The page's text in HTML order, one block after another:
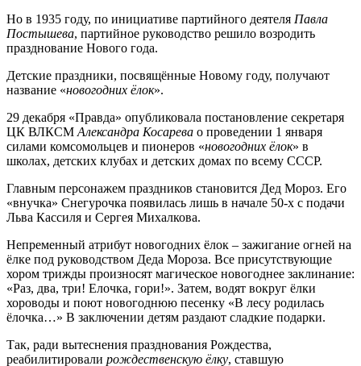
Но в 1935 году, по инициативе партийного деятеля Павла
Постышева, партийное руководство решило возродить
празднование Нового года.
Детские праздники, посвящённые Новому году, получают
название «новогодних ёлок».
29 декабря «Правда» опубликовала постановление секретаря
ЦК ВЛКСМ Александра Косарева о проведении 1 января
силами комсомольцев и пионеров «новогодних ёлок» в
школах, детских клубах и детских домах по всему СССР.
Главным персонажем праздников становится Дед Мороз. Его
«внучка» Снегурочка появилась лишь в начале 50-х с подачи
Льва Кассиля и Сергея Михалкова.
Непременный атрибут новогодних ёлок – зажигание огней на
ёлке под руководством Деда Мороза. Все присутствующие
хором трижды произносят магическое новогоднее заклинание:
«Раз, два, три! Елочка, гори!». Затем, водят вокруг ёлки
хороводы и поют новогоднюю песенку «В лесу родилась
ёлочка…» В заключении детям раздают сладкие подарки.
Так, ради вытеснения празднования Рождества,
реабилитировали рождественскую ёлку, ставшую